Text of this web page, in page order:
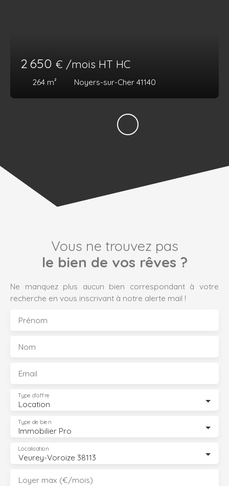
2 650 € /mois HT HC
264 m² Noyers-sur-Cher 41140
Vous ne trouvez pas
le bien de vos rêves ?
Ne manquez plus aucun bien correspondant à votre
recherche en vous inscrivant à notre alerte mail !
Prénom
Nom
Email
Location
Type d'offre
Immobilier Pro
Type de bien
Veurey-Voroize 38113
Localisation
Loyer max (€/mois)